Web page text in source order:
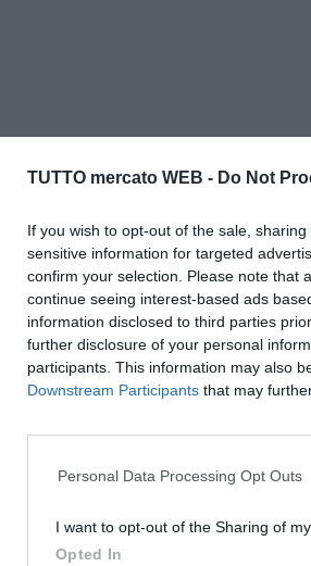
TUTTO mercato WEB - Do Not
If you wish to opt-out of the sale,
sensitive information for targeted
confirm your selection. Please note that
continue seeing interest-based ads
information disclosed to third parties
further disclosure of your personal
participants. This information may also
Downstream Participants that may
Personal Data Processing Opt Outs
I want to opt-out of the Sharing of
Opted In
United